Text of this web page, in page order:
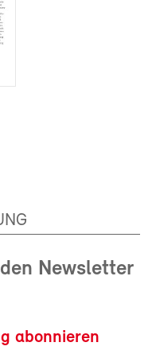
Newsletter
abonnieren